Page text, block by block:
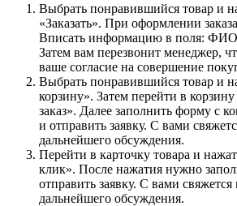
Выбрать понравившийся товар и
«Заказать». При оформлении
Вписать информацию в поля:
Затем вам перезвонит менеджер,
ваше согласие на совершение
Выбрать понравившийся товар и
корзину». Затем перейти в
заказ». Далее заполнить форму с
и отправить заявку. С вами
дальнейшего обсуждения.
Перейти в карточку товара и
клик». После нажатия нужно
отправить заявку. С вами
дальнейшего обсуждения.